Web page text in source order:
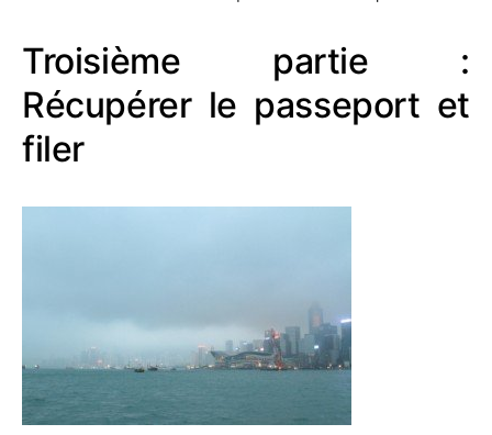
Troisième partie :
Récupérer le passeport et
filer